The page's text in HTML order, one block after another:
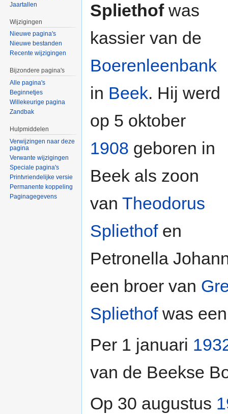
Spliethofwas
kassier van de
Boerenleenbank
in Beek. Hij werd
op 5 oktober
1908 geboren in
Beek als zoon
van Theodorus
Spliethofen
Petronella
een broer van
Spliethofwas
Per 1 januari
van de Beekse
Op 30 augustus
Jaartallen
Wijzigingen
Nieuwe pagina's
Nieuwe bestanden
Recente wijzigingen
Bijzondere pagina's
Alle pagina's
Beginnetjes
Willekeurige pagina
Zandbak
Hulpmiddelen
Verwijzingen naar deze
pagina
Verwante wijzigingen
Speciale pagina's
Printvriendelijke versie
Permanente koppeling
Paginagegevens